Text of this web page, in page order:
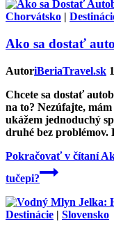
Chorvátsko |
Ako sa dostať
AutoriBeriaTravel.sk
Chcete sa dostať
na to? Nezúfajte,
ukážem jednoduchý
druhé bez
Pokračovať v čítaní
tučepi?
Destinácie | Slovensko